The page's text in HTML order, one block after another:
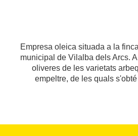
Empresa oleica situada a la
municipal de Vilalba dels Arcs.
oliveres de les varietats
empeltre, de les quals